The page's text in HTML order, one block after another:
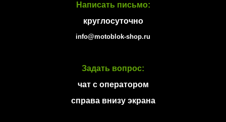
Написать письмо:
круглосуточно
info@motoblok-shop.ru
Задать вопрос:
чат с оператором
справа внизу экрана